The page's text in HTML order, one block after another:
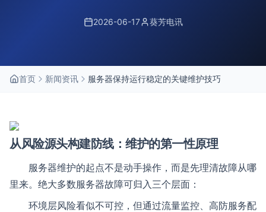
2026-06-17 葵芳电讯
首页 新闻资讯 服务器保持运行稳定的关键维护技巧
从风险源头构建防线：维护的第一性原理
服务器维护的起点不是动手操作，而是先理清故障从哪
里来。绝大多数服务器故障可归入三个层面：
环境层风险看似不可控，但通过流量监控、高防服务配